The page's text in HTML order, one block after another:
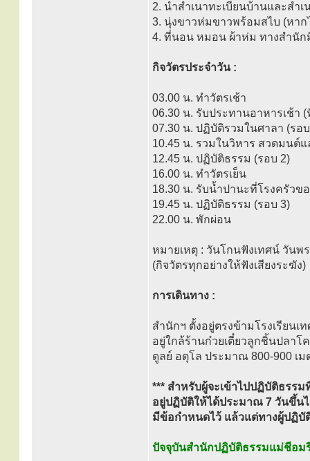
2. นำสำเนาทะเบียนบ้านและสำ
3. นุ่งขาวห่มขาวพร้อมสไบ (หา
4. ที่นอน หมอน ผ้าห่ม ทางสำนัก
กิจวัตรประจำวัน :
03.00 น. ทำวัตรเช้า
06.30 น. รับประทานอาหารเช้า (
07.30 น. ปฏิบัติรวมในศาลา (รอ
10.45 น. รวมในวิหาร สวดมนต์
12.45 น. ปฏิบัติธรรม (รอบ 2)
16.00 น. ทำวัตรเย็น
18.30 น. รับน้ำปานะที่โรงครัวข
19.45 น. ปฏิบัติธรรม (รอบ 3)
22.00 น. พักผ่อน
หมายเหตุ : วันโกนฟังเทศน์ วันพ
(กิจวัตรทุกอย่างให้ฟังเสียงระฆัง)
การเดินทาง :
สำนักฯ ตั้งอยู่ตรงข้ามโรงเรียนเ
อยู่ใกล้ร้านก๋วยเตี๋ยวลูกชิ้นปลาโ
ดูลย์ อตุโล ประมาณ 800-900 เม
*** สำหรับผู้จะเข้าไปปฏิบัติธรร
อยู่ปฏิบัติให้ได้ประมาณ 7 วันขึ้นไ
มีข้อกำหนดไว้ แล้วแต่ทางผู้ปฏิบั
ปัจจุบันสำนักปฏิบัติธรรมแม่ชีอม